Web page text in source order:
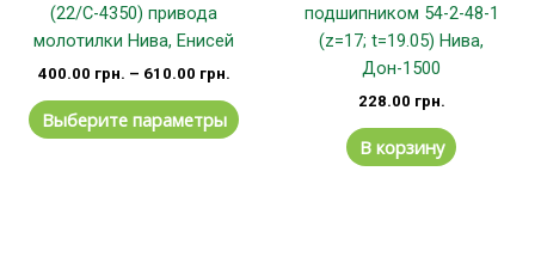
(22/С-4350) привода
молотилки Нива, Енисей
400.00 грн. – 610.00 грн.
Выберите параметры
подшипником 54-2-48-1
(z=17; t=19.05) Нива,
Дон-1500
228.00 грн.
В корзину